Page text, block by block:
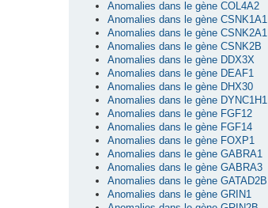
Anomalies dans le gène COL4A2
Anomalies dans le gène CSNK1A1
Anomalies dans le gène CSNK2A1
Anomalies dans le gène CSNK2B
Anomalies dans le gène DDX3X
Anomalies dans le gène DEAF1
Anomalies dans le gène DHX30
Anomalies dans le gène DYNC1H1
Anomalies dans le gène FGF12
Anomalies dans le gène FGF14
Anomalies dans le gène FOXP1
Anomalies dans le gène GABRA1
Anomalies dans le gène GABRA3
Anomalies dans le gène GATAD2B
Anomalies dans le gène GRIN1